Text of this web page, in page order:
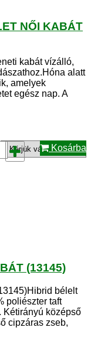
NŐI KABÁT
kabát vízálló,
alatt
amelyek
egész nap. A
Kosárba
(13145)
bélelt
poliészter taft
Kétirányú középső
cipzáras zseb,